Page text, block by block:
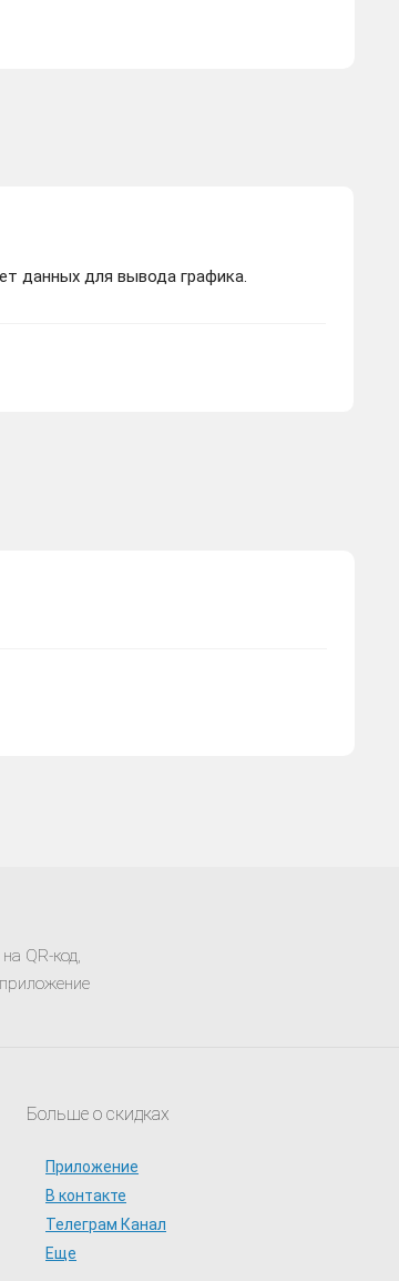
данных для вывода графика.
QR-код,
Больше о скидках
Приложение
В контакте
Телеграм Канал
Еще